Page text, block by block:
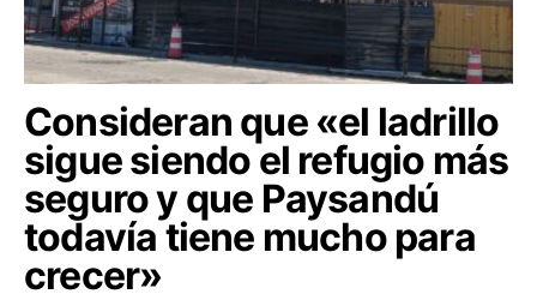
Consideran que «el ladrillo
sigue siendo el refugio más
seguro y que Paysandú
todavía tiene mucho para
crecer»